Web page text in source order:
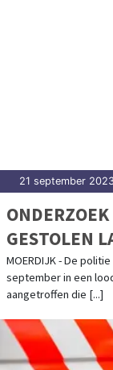
21 september
GESTOLEN
MOERDIJK - De
september in een
aangetroffen die [...]